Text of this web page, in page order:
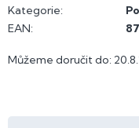
Můžeme doručit do:
Kategorie:
EAN: